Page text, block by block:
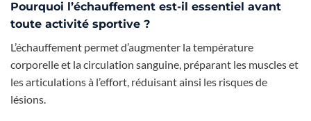
Pourquoi l’échauffement est-il essentiel avant
toute activité sportive ?
L’échauffement permet d’augmenter la température
corporelle et la circulation sanguine, préparant les muscles et
les articulations à l’effort, réduisant ainsi les risques de
lésions.